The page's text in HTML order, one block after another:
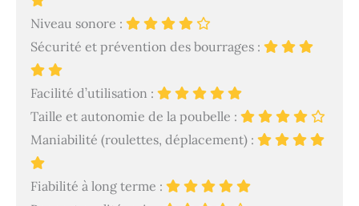
Niveau sonore :
Sécurité et prévention des bourrages :
Facilité d’utilisation :
Taille et autonomie de la poubelle :
Maniabilité (roulettes, déplacement) :
Fiabilité à long terme :